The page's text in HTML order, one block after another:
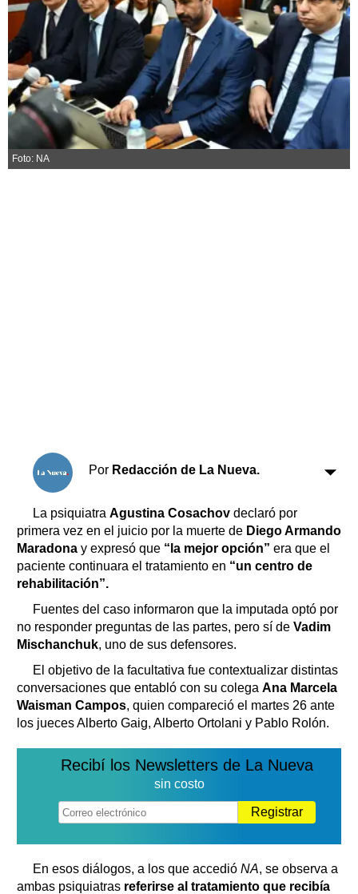
libre
Tecnología
Turismo
Salud
Es viral
El tiempo
Fúnebres
Clasificados
Horóscopo
Foto: NA
Por Redacción de La Nueva.
La psiquiatra Agustina Cosachov declaró por
primera vez en el juicio por la muerte de Diego Armando
Maradona y expresó que “la mejor opción” era que el
paciente continuara el tratamiento en “un centro de
rehabilitación”.
Fuentes del caso informaron que la imputada optó por
no responder preguntas de las partes, pero sí de Vadim
Mischanchuk, uno de sus defensores.
El objetivo de la facultativa fue contextualizar distintas
conversaciones que entabló con su colega Ana Marcela
Waisman Campos, quien compareció el martes 26 ante
los jueces Alberto Gaig, Alberto Ortolani y Pablo Rolón.
Recibí los Newsletters de La Nueva
sin costo
Registrar
En esos diálogos, a los que accedió NA, se observa a
ambas psiquiatras referirse al tratamiento que recibía